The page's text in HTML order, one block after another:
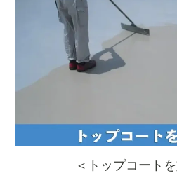
＜トップコート